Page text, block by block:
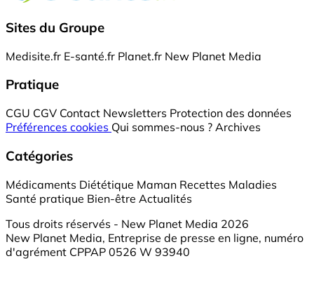
Sites du Groupe
Medisite.fr E-santé.fr Planet.fr New Planet Media
Pratique
CGU CGV Contact Newsletters Protection des données
Préférences cookies Qui sommes-nous ? Archives
Catégories
Médicaments Diététique Maman Recettes Maladies
Santé pratique Bien-être Actualités
Tous droits réservés - New Planet Media 2026
New Planet Media, Entreprise de presse en ligne, numéro
d'agrément CPPAP 0526 W 93940